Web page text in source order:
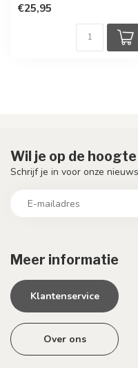
€25,95
Meer informatie
Klantenservice
Over ons
Wil je op de
Schrijf je in voor onze